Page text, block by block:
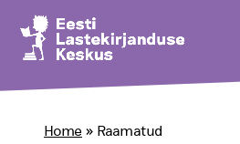
Home » Raamatud